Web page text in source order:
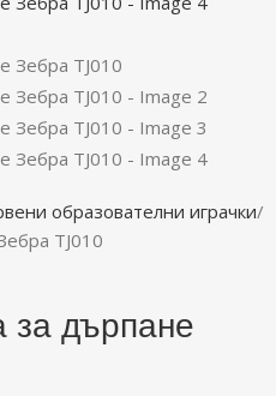
образователни играчки
TJ010
за дърпане